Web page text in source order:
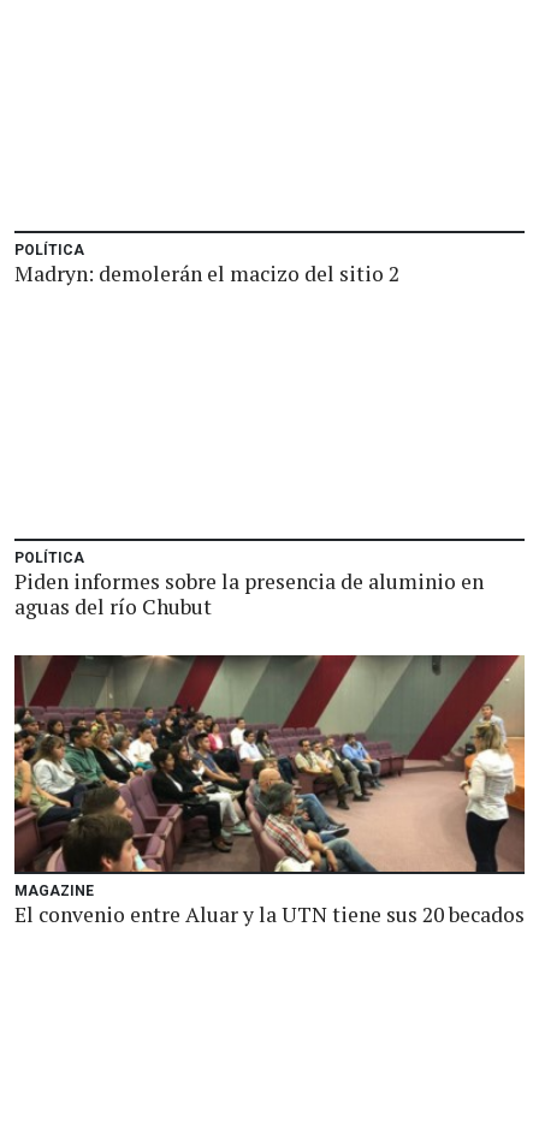
POLÍTICA
Madryn: demolerán el macizo del sitio 2
POLÍTICA
Piden informes sobre la presencia de aluminio en
aguas del río Chubut
MAGAZINE
El convenio entre Aluar y la UTN tiene sus 20 becados